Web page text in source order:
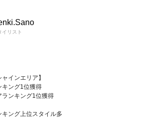
イリスト
インエリア】
キング1位獲得
ランキング1位獲得
キング上位スタイル多